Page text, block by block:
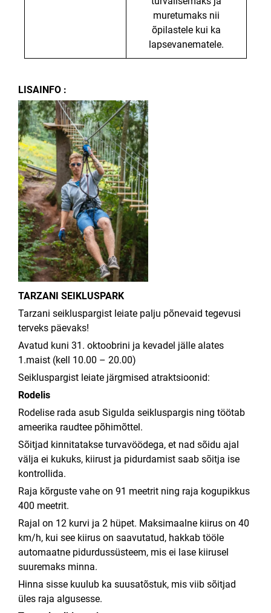
muretumaks nii
õpilastele kui ka
lapsevanematele.
LISAINFO :
TARZANI SEIKLUSPARK
Tarzani seikluspargist leiate palju põnevaid tegevusi
terveks päevaks!
Avatud kuni 31. oktoobrini ja kevadel jälle alates
1.maist (kell 10.00 – 20.00)
Seikluspargist leiate järgmised atraktsioonid:
Rodelis
Rodelise rada asub Sigulda seikluspargis ning töötab
ameerika raudtee põhimõttel.
Sõitjad kinnitatakse turvavöödega, et nad sõidu ajal
välja ei kukuks, kiirust ja pidurdamist saab sõitja ise
kontrollida.
Raja kõrguste vahe on 91 meetrit ning raja kogupikkus
400 meetrit.
Rajal on 12 kurvi ja 2 hüpet. Maksimaalne kiirus on 40
km/h, kui see kiirus on saavutatud, hakkab tööle
automaatne pidurdussüsteem, mis ei lase kiirusel
suuremaks minna.
Hinna sisse kuulub ka suusatõstuk, mis viib sõitjad
üles raja algusesse.